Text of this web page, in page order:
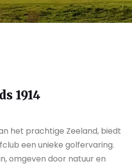
1914
het prachtige Zeeland, biedt
een unieke golfervaring.
omgeven door natuur en